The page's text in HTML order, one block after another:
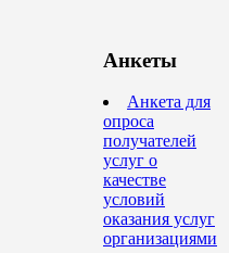
Анкеты
Анкета для
опроса
получателей
услуг о
качестве
условий
оказания услуг
организациями